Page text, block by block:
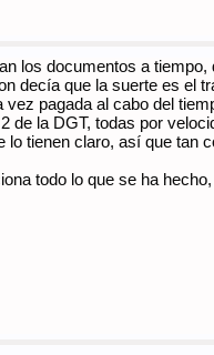
los documentos a
decía que la suerte es el
pagada al cabo del
la DGT, todas por
lo tienen claro, así que tan
todo lo que se ha